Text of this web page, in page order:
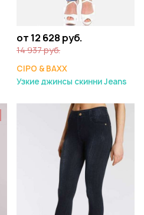
от 12 628 руб.
14 937 руб.
CIPO & BAXX
Узкие джинсы скинни Jeans